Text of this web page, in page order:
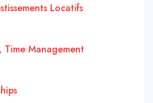
Locatifs
Time Management